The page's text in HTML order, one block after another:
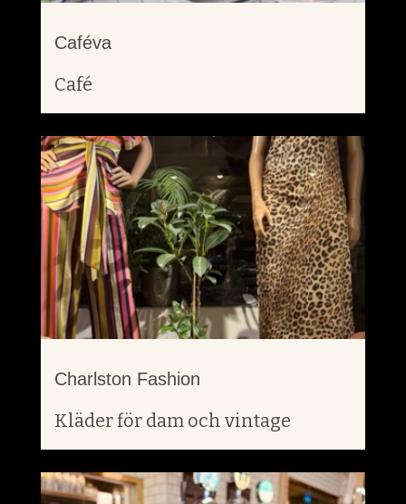
Caféva
Café
Charlston Fashion
Kläder för dam och vintage